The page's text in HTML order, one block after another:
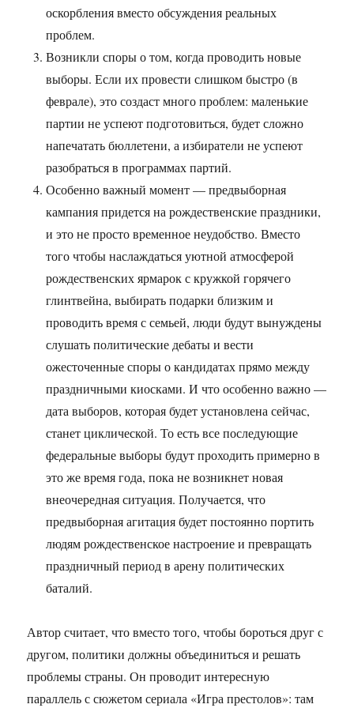
оскорбления вместо обсуждения реальных
проблем.
Возникли споры о том, когда проводить новые
выборы. Если их провести слишком быстро (в
феврале), это создаст много проблем: маленькие
партии не успеют подготовиться, будет сложно
напечатать бюллетени, а избиратели не успеют
разобраться в программах партий.
Особенно важный момент — предвыборная
кампания придется на рождественские праздники,
и это не просто временное неудобство. Вместо
того чтобы наслаждаться уютной атмосферой
рождественских ярмарок с кружкой горячего
глинтвейна, выбирать подарки близким и
проводить время с семьей, люди будут вынуждены
слушать политические дебаты и вести
ожесточенные споры о кандидатах прямо между
праздничными киосками. И что особенно важно —
дата выборов, которая будет установлена сейчас,
станет циклической. То есть все последующие
федеральные выборы будут проходить примерно в
это же время года, пока не возникнет новая
внеочередная ситуация. Получается, что
предвыборная агитация будет постоянно портить
людям рождественское настроение и превращать
праздничный период в арену политических
баталий.
Автор считает, что вместо того, чтобы бороться друг с
другом, политики должны объединиться и решать
проблемы страны. Он проводит интересную
параллель с сюжетом сериала «Игра престолов»: там